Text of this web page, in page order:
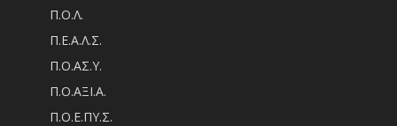
Π.Ο.Λ.
Π.Ε.Α.Λ.Σ.
Π.Ο.ΑΣ.Υ.
Π.Ο.ΑΞΙ.Α.
Π.Ο.Ε.ΠΥ.Σ.